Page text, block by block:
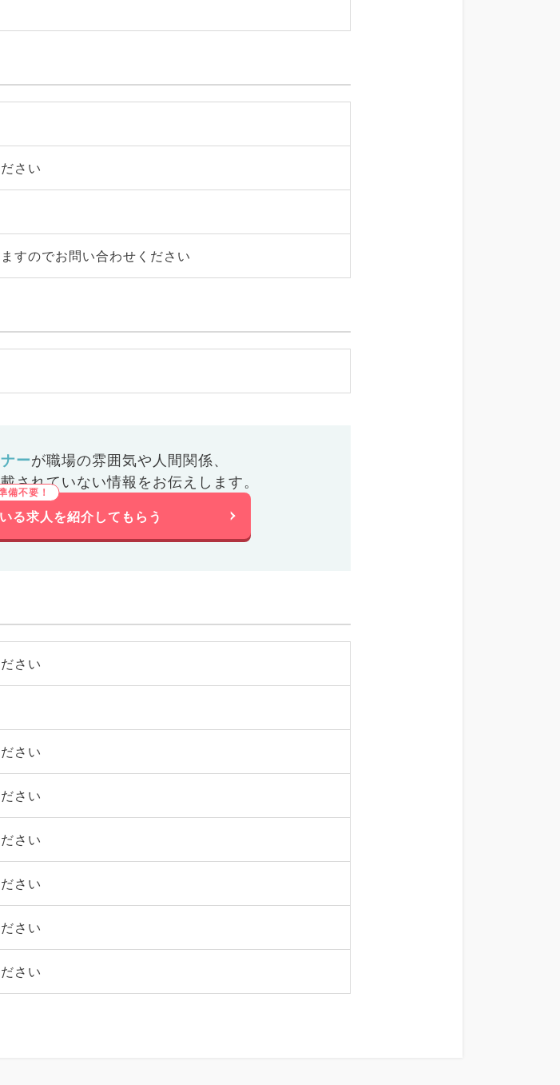
さい
すのでお問い合わせください
ーが職場の雰囲気や人間関係、
されていない情報をお伝えします。
る求人を紹介してもらう
さい
さい
さい
さい
さい
さい
さい